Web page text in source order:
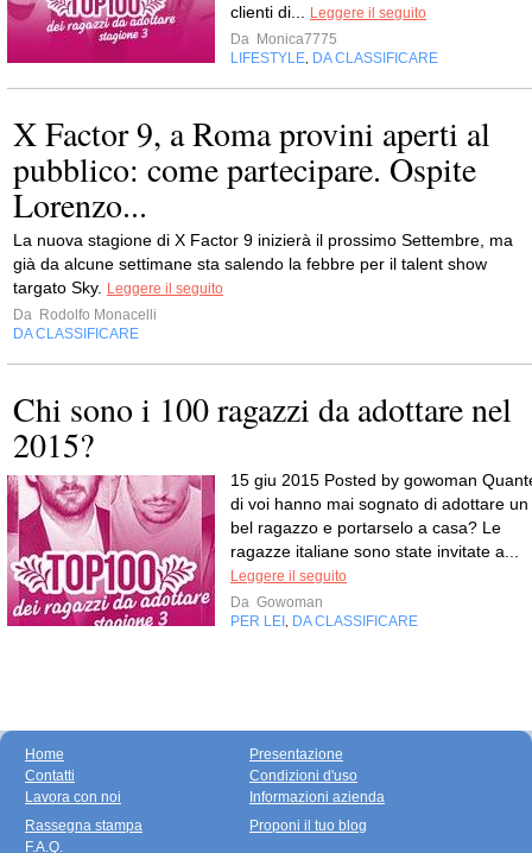
clienti di...
Leggere il seguito
Da Monica7775
LIFESTYLE DA CLASSIFICARE
X Factor 9, a Roma provini aperti al
pubblico: come partecipare. Ospite
Lorenzo...
La nuova stagione di X Factor 9 inizierà il prossimo Settembre, ma
già da alcune settimane sta salendo la febbre per il talent show
targato Sky.
Leggere il seguito
Da Rodolfo Monacelli
DA CLASSIFICARE
Chi sono i 100 ragazzi da adottare nel
2015?
15 giu 2015 Posted by gowoman
di voi hanno mai sognato di adottare un
bel ragazzo e portarselo a casa? Le
ragazze italiane sono state invitate a...
Leggere il seguito
Da Gowoman
PER LEI
DA CLASSIFICARE
Home
Contatti
Lavora con noi
Presentazione
Condizioni d'uso
Informazioni azienda
Rassegna stampa
F.A.Q.
Proponi il tuo blog